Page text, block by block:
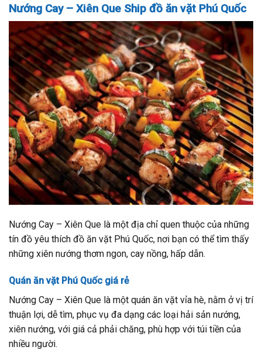
Nướng Cay – Xiên Que Ship đồ ăn vặt Phú Quốc
Nướng Cay – Xiên Que là một địa chỉ quen thuộc của những
tín đồ yêu thích đồ ăn vặt Phú Quốc, nơi bạn có thể tìm thấy
những xiên nướng thơm ngon, cay nồng, hấp dẫn.
Quán ăn vặt Phú Quốc giá rẻ
Nướng Cay – Xiên Que là một quán ăn vặt vỉa hè, nằm ở vị trí
thuận lợi, dễ tìm, phục vụ đa dạng các loại hải sản nướng,
xiên nướng, với giá cả phải chăng, phù hợp với túi tiền của
nhiều người.